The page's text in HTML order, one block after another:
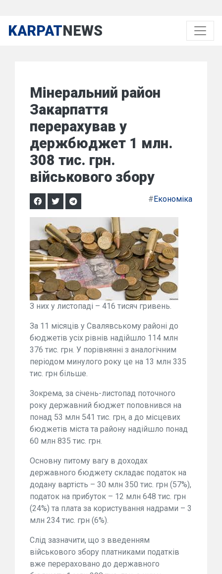
KARPATNEWS
Мінеральний район
Закарпаття
перерахував у
держбюджет 1 млн.
308 тис. грн.
військового збору
#Економіка
З них у листопаді – 416 тисяч гривень.
За 11 місяців у Свалявському районі до
бюджетів усіх рівнів надійшло 114 млн
376 тис. грн. У порівнянні з аналогічним
періодом минулого року це на 13 млн 335
тис. грн більше.
Зокрема, за січень-листопад поточного
року державний бюджет поповнився на
понад 53 млн 541 тис. грн, а до місцевих
бюджетів міста та району надійшло понад
60 млн 835 тис. грн.
Основну питому вагу в доходах
державного бюджету складає податок на
додану вартість – 30 млн 350 тис. грн (57%),
податок на прибуток – 12 млн 648 тис. грн
(24%) та плата за користування надрами – 3
млн 234 тис. грн (6%).
Слід зазначити, що з введенням
військового збору платниками податків
вже перераховано до державного